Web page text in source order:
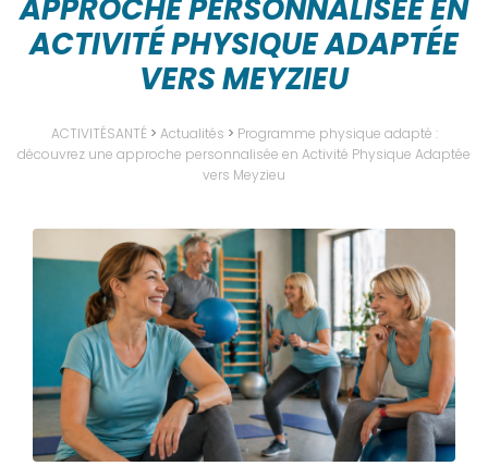
APPROCHE PERSONNALISÉE EN
ACTIVITÉ PHYSIQUE ADAPTÉE
VERS MEYZIEU
ACTIVITÉSANTÉ > Actualités > Programme physique adapté :
découvrez une approche personnalisée en Activité Physique Adaptée
vers Meyzieu